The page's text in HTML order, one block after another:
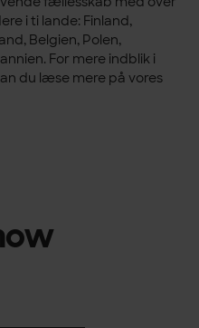
i ti lande: Finland,
Belgien, Polen,
For mere indblik i
du læse mere på vores